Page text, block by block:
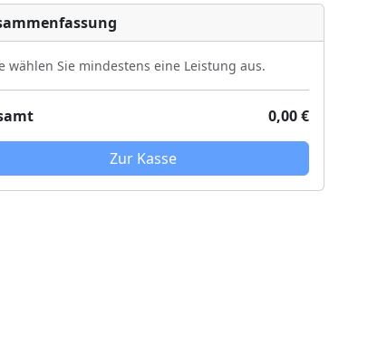
wählen Sie mindestens eine Leistung aus.
0,00 €
Zur Kasse